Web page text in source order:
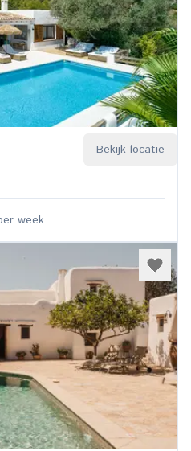
Bekijk locatie
week